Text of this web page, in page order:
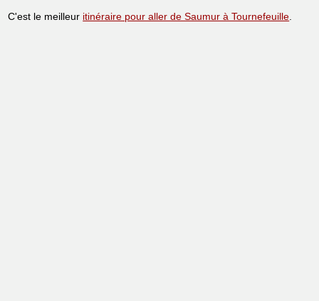
C'est le meilleur itinéraire pour aller de Saumur à Tournefeuille.